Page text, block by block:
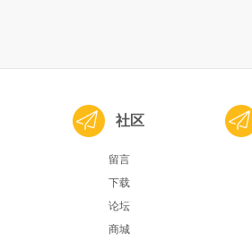
社区
留言
下载
论坛
商城